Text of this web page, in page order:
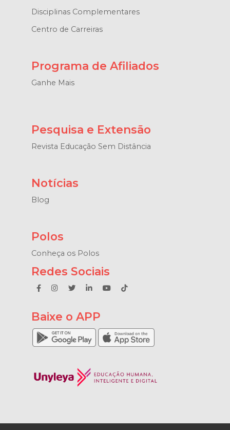
Disciplinas Complementares
Centro de Carreiras
Programa de Afiliados
Ganhe Mais
Pesquisa e Extensão
Revista Educação Sem Distância
Notícias
Blog
Polos
Conheça os Polos
Redes Sociais
Baixe o APP